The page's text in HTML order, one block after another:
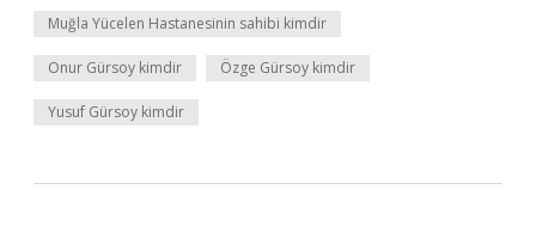
Muğla Yücelen Hastanesinin sahibi kimdir
Onur Gürsoy kimdir Özge Gürsoy kimdir
Yusuf Gürsoy kimdir